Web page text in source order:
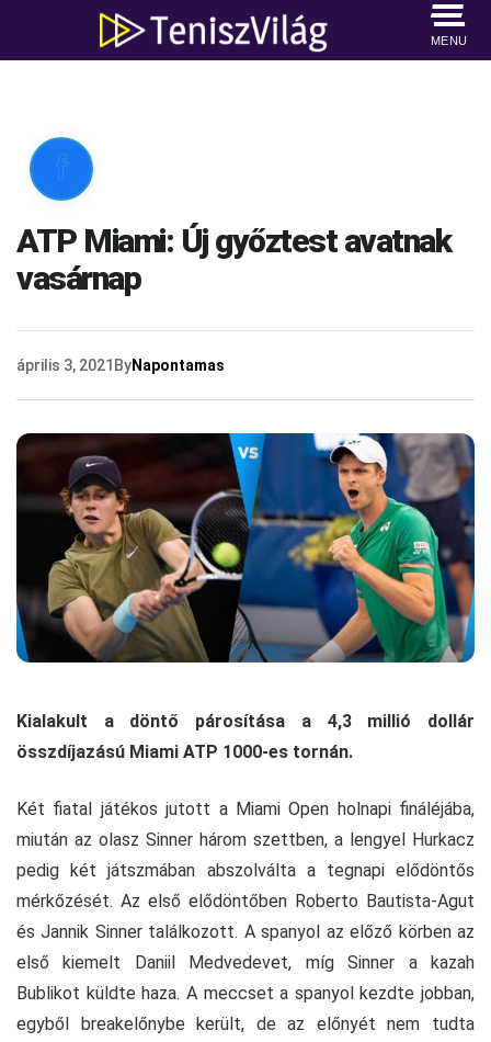
MENU

ATP Miami: Új győztest avatnak
vasárnap
április 3, 2021 ByNapontamas
Kialakult a döntő párosítása a 4,3 millió dollár
összdíjazású Miami ATP 1000-es tornán.
Két fiatal játékos jutott a Miami Open holnapi fináléjába,
miután az olasz Sinner három szettben, a lengyel Hurkacz
pedig két játszmában abszolválta a tegnapi elődöntős
mérkőzését. Az első elődöntőben Roberto Bautista-Agut
és Jannik Sinner találkozott. A spanyol az előző körben az
első kiemelt Daniil Medvedevet, míg Sinner a kazah
Bublikot küldte haza. A meccset a spanyol kezdte jobban,
egyből breakelőnybe került, de az előnyét nem tudta